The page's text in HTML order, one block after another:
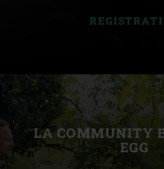
REGISTRATI
LA COMMUNITY
EGG